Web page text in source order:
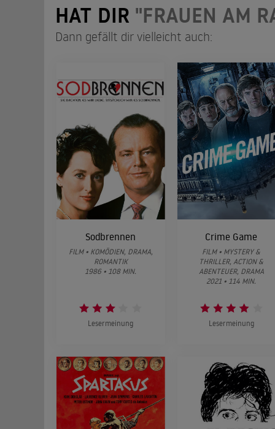
HAT DIR "FRAUEN AM
Dann gefällt dir vielleicht auch:
Sodbrennen
FILM • KOMÖDIEN, DRAMA,
ROMANTIK
1986 • 108 MIN.
Lesermeinung
Crime Game
FILM • MYSTERY &
THRILLER, ACTION &
ABENTEUER, DRAMA
2021 • 114 MIN.
Lesermeinung